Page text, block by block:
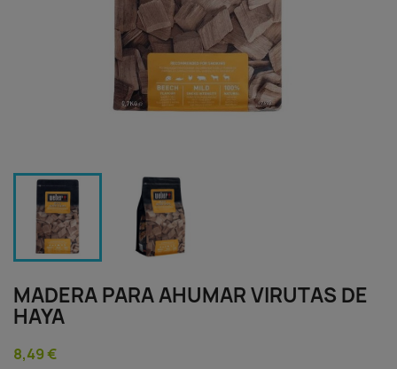
MADERA PARA AHUMAR VIRUTAS DE
HAYA
8,49 €